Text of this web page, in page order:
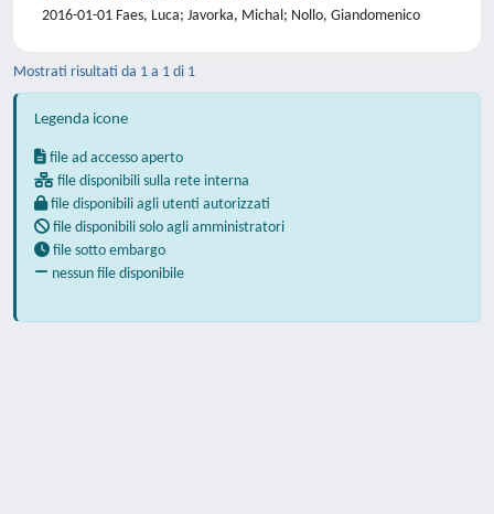
2016-01-01 Faes, Luca; Javorka, Michal; Nollo, Giandomenico
Mostrati risultati da 1 a 1 di 1
Legenda icone
file ad accesso aperto
file disponibili sulla rete interna
file disponibili agli utenti autorizzati
file disponibili solo agli amministratori
file sotto embargo
nessun file disponibile